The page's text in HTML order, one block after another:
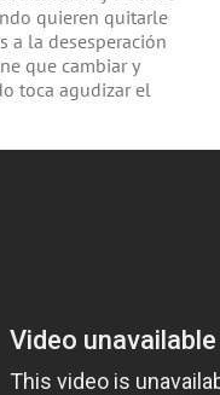
quieren quitarle
a la desesperación
que cambiar y
toca agudizar el